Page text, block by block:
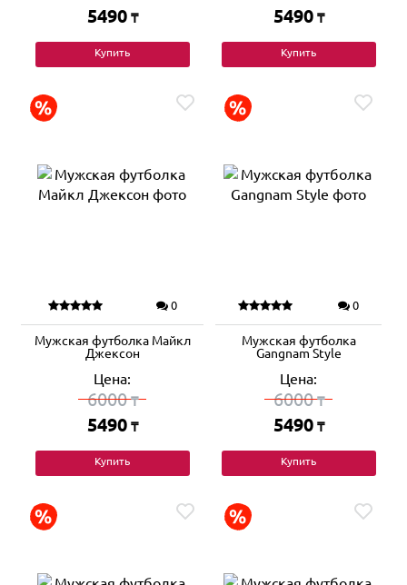
5490 ₸
Купить
5490 ₸
Купить
0
Мужская футболка Майкл
Джексон
Цена:
6000₸
5490 ₸
Купить
0
Мужская футболка
Gangnam Style
Цена:
6000₸
5490 ₸
Купить